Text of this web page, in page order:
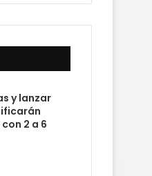
y lanzar
2 a 6